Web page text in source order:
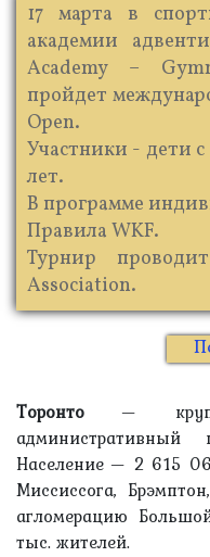
17 марта в
академии
Academy –
пройдет
Open.
Участники - дети
лет.
В программе
Правила WKF.
Турнир
Association.
Торонто —
Население — 2 615
Миссиссога,
агломерацию
тыс. жителей.